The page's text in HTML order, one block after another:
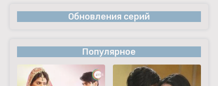
Обновления серий
Популярное